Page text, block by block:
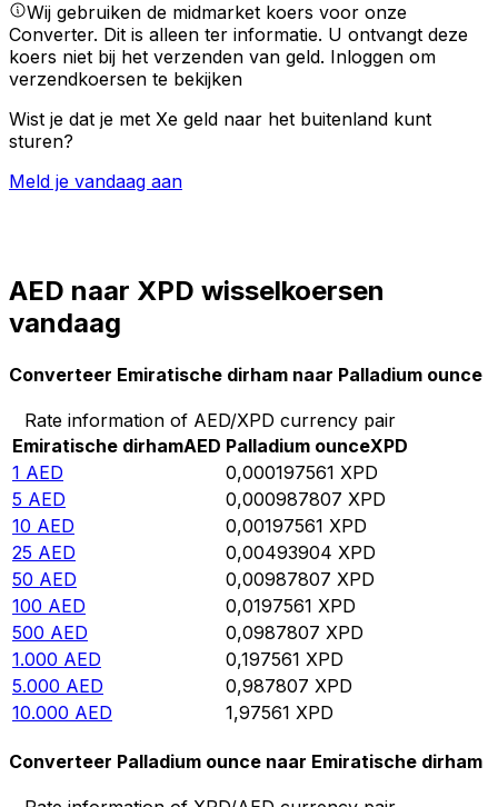
Wij gebruiken de midmarket koers voor onze
Converter. Dit is alleen ter informatie. U ontvangt deze
koers niet bij het verzenden van geld. Inloggen om
verzendkoersen te bekijken
Wist je dat je met Xe geld naar het buitenland kunt
sturen?
Meld je vandaag aan
AED naar XPD wisselkoersen
vandaag
Converteer Emiratische dirham naar Palladium ounce
Rate information of AED/XPD currency pair
Emiratische dirhamAED Palladium ounceXPD
1 AED 0,000197561 XPD
5 AED 0,000987807 XPD
10 AED 0,00197561 XPD
25 AED 0,00493904 XPD
50 AED 0,00987807 XPD
100 AED 0,0197561 XPD
500 AED 0,0987807 XPD
1.000 AED 0,197561 XPD
5.000 AED 0,987807 XPD
10.000 AED 1,97561 XPD
Converteer Palladium ounce naar Emiratische dirham